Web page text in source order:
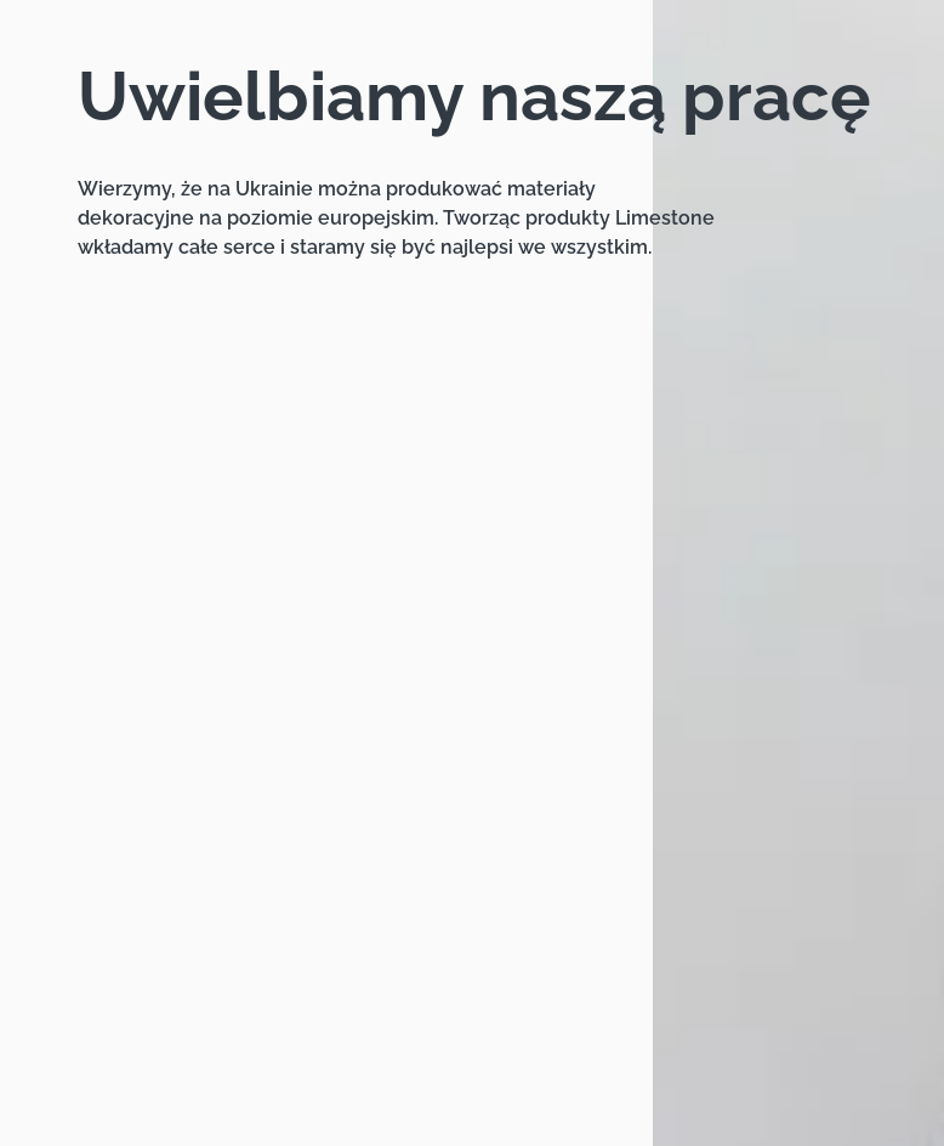
Uwielbiamy naszą pracę
Wierzymy, że na Ukrainie można produkować materiały
dekoracyjne na poziomie europejskim. Tworząc produkty Limestone
wkładamy całe serce i staramy się być najlepsi we wszystkim.